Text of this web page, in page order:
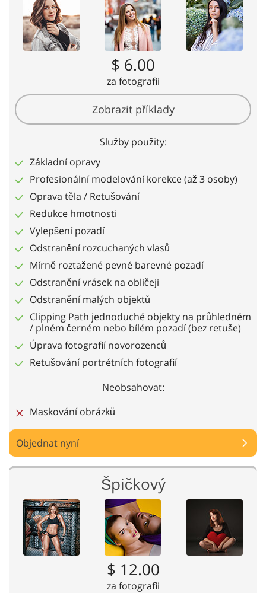
$ 6.00
za fotografii
Zobrazit příklady
Služby použity:
Základní opravy
Profesionální modelování korekce (až 3 osoby)
Oprava těla / Retušování
Redukce hmotnosti
Vylepšení pozadí
Odstranění rozcuchaných vlasů
Mírně roztažené pevné barevné pozadí
Odstranění vrásek na obličeji
Odstranění malých objektů
Clipping Path jednoduché objekty na průhledném
/ plném černém nebo bílém pozadí (bez retuše)
Úprava fotografií novorozenců
Retušování portrétních fotografií
Neobsahovat:
Maskování obrázků
Objednat nyní
Špičkový
$ 12.00
za fotografii